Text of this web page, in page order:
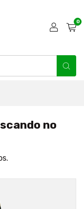
0
no